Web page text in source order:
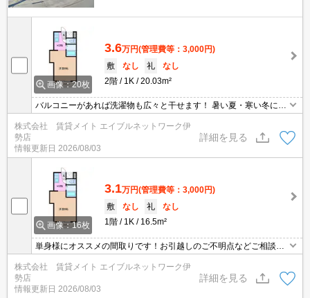
画像：20枚
3.6万円(管理費等：3,000円)
敷
なし 礼
なし
2階
1K 20.03m²
バルコニーがあれば洗濯物も広々と干せます！ 暑い夏・寒い冬に大
活躍のエアコン♪エアコン付き物件ならオールシーズン快適に過ごせ
ます◎
株式会社 賃貸メイト エイブルネットワーク伊
勢店
情報更新日 2026/08/03
詳細を見る
画像：16枚
3.1万円(管理費等：3,000円)
敷
なし 礼
なし
1階
1K 16.5m²
単身様にオススメの間取りです！お引越しのご不明点などご相談く
ださい♪
株式会社 賃貸メイト エイブルネットワーク伊
勢店
情報更新日 2026/08/03
詳細を見る